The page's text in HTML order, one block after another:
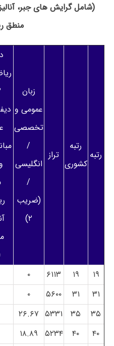
(شامل گرایش های جبر،
منطق
رتبه
رتبه
کشوری
تراز
زبان
عمومی و
تخصصی
/
انگلیسی
/
(ضریب
۲)
۱۹ ۱۹ ۶۱۱۳ ۰
۳۱
۳۱ ۵۶۰۰ ۰
۳۵
۳۵ ۵۳۳۱ ۲۶.۶۷
۴۰
۴۰ ۵۲۳۴ ۱۸.۸۹